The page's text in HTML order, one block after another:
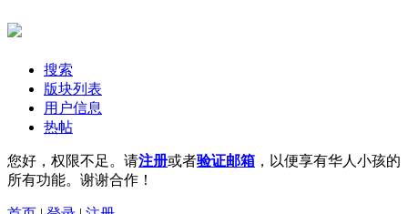
搜索
版块列表
用户信息
热帖
您好，权限不足。请注册或者验证邮箱 ，以便享有华人小孩的
所有功能。谢谢合作！